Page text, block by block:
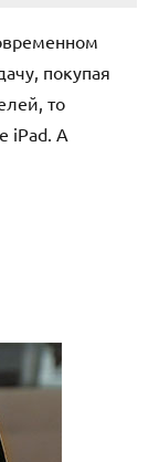
покупая
то
iPad. А